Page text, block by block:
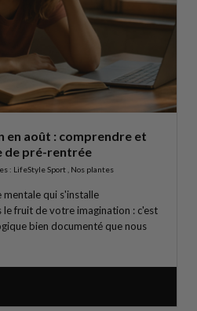
en août : comprendre et
de pré-rentrée
: LifeStyle Sport Nos plantes
mentale qui s'installe
le fruit de votre imagination : c'est
bien documenté que nous